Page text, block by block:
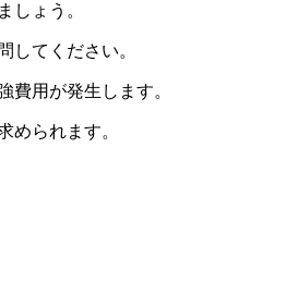
しょう。
してください。
費用が発生します。
められます。